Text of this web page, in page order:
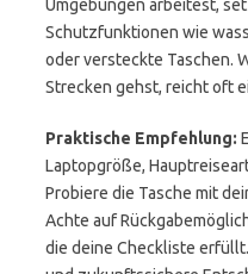
Umgebungen arbeitest,
Schutzfunktionen wie
oder versteckte Taschen.
Strecken gehst, reicht oft
Praktische Empfehlung:
Laptopgröße,
Probiere die Tasche mit
Achte auf
die deine Checkliste